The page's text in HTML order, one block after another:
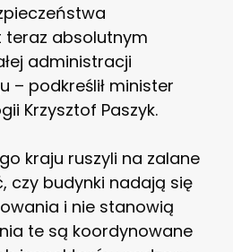
teraz absolutnym
administracji
– podkreślił minister
Krzysztof Paszyk.
kraju ruszyli na zalane
czy budynki nadają się
i nie stanowią
te są koordynowane